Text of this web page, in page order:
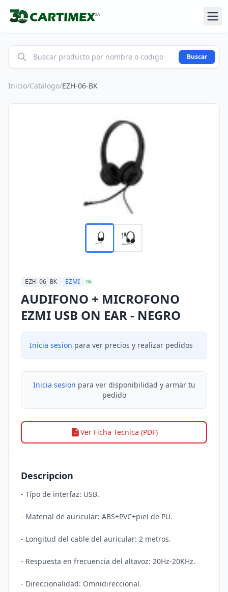
Buscar
Inicio/Catalogo/EZH-06-BK
EZH-06-BK EZMI MA
AUDIFONO + MICROFONO
EZMI USB ON EAR - NEGRO
Inicia sesion para ver precios y realizar pedidos
Inicia sesion para ver disponibilidad y armar tu
pedido
Ver Ficha Tecnica (PDF)
Descripcion
- Tipo de interfaz: USB.
- Material de auricular: ABS+PVC+piel de PU.
- Longitud del cable del auricular: 2 metros.
- Respuesta en frecuencia del altavoz: 20Hz-20KHz.